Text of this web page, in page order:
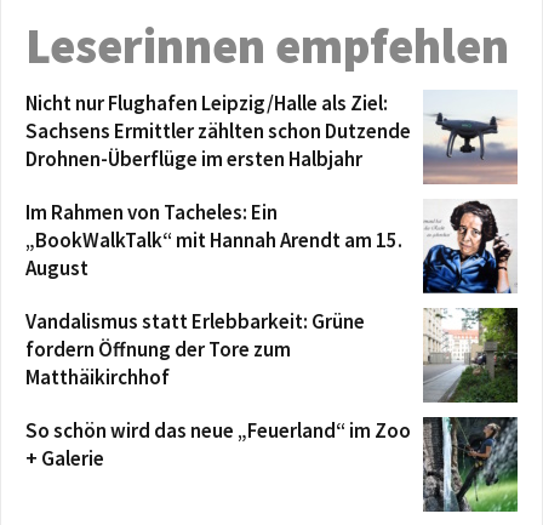
Leserinnen empfehlen
Nicht nur Flughafen Leipzig/Halle als Ziel:
Sachsens Ermittler zählten schon Dutzende
Drohnen-Überflüge im ersten Halbjahr
Im Rahmen von Tacheles: Ein
„BookWalkTalk“ mit Hannah Arendt am 15.
August
Vandalismus statt Erlebbarkeit: Grüne
fordern Öffnung der Tore zum
Matthäikirchhof
So schön wird das neue „Feuerland“ im Zoo
+ Galerie